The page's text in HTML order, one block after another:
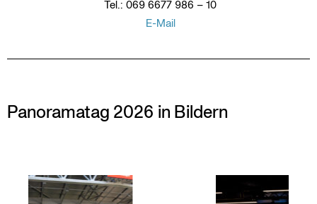
Tel.: 069 6677 986 – 10
E-Mail
Panoramatag 2026 in Bildern